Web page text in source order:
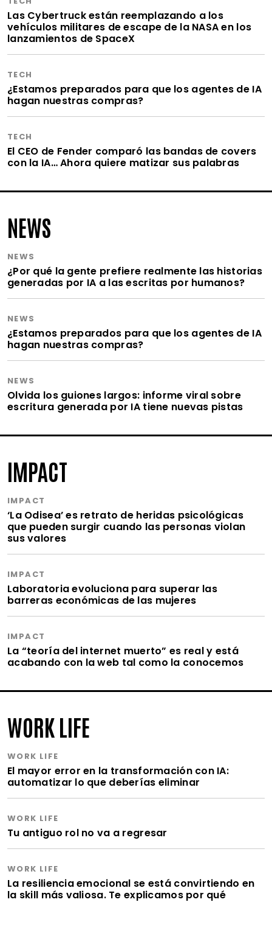
Las Cybertruck están reemplazando a los
vehículos militares de escape de la NASA en los
lanzamientos de SpaceX
TECH
¿Estamos preparados para que los agentes de IA
hagan nuestras compras?
TECH
El CEO de Fender comparó las bandas de covers
con la IA… Ahora quiere matizar sus palabras
NEWS
NEWS
¿Por qué la gente prefiere realmente las historias
generadas por IA a las escritas por humanos?
NEWS
¿Estamos preparados para que los agentes de IA
hagan nuestras compras?
NEWS
Olvida los guiones largos: informe viral sobre
escritura generada por IA tiene nuevas pistas
IMPACT
IMPACT
‘La Odisea’ es retrato de heridas psicológicas
que pueden surgir cuando las personas violan
sus valores
IMPACT
Laboratoria evoluciona para superar las
barreras económicas de las mujeres
IMPACT
La “teoría del internet muerto” es real y está
acabando con la web tal como la conocemos
WORK LIFE
WORK LIFE
El mayor error en la transformación con IA:
automatizar lo que deberías eliminar
WORK LIFE
Tu antiguo rol no va a regresar
WORK LIFE
La resiliencia emocional se está convirtiendo en
la skill más valiosa. Te explicamos por qué